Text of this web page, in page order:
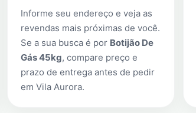
Informe seu endereço e veja as
revendas mais próximas de você.
Se a sua busca é por Botijão De
Gás 45kg, compare preço e
prazo de entrega antes de pedir
em Vila Aurora.